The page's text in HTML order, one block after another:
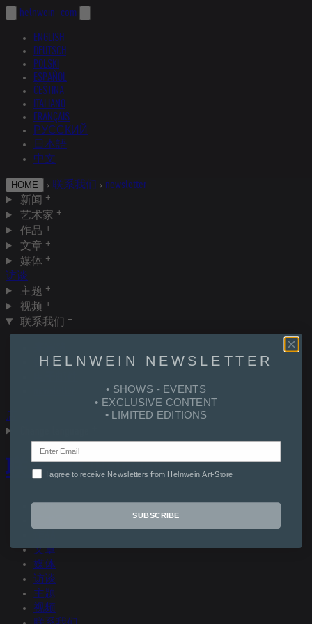
helnwein .com
ENGLISH
DEUTSCH
POLSKI
ESPAÑOL
ČEŠTINA
ITALIANO
FRANÇAIS
РУССКИЙ
日本語
中文
HOME › 联系我们 › newsletter
新闻
艺术家
作品
文章
媒体
访谈
主题
视频
联系我们
链接
店
联系我们Helnwein
新闻
文章
媒体
访谈
主题
视频
HELNWEIN NEWSLETTER
• SHOWS - EVENTS
• EXCLUSIVE CONTENT
• LIMITED EDITIONS
I agree to receive Newsletters from Helnwein Art-Store
SUBSCRIBE